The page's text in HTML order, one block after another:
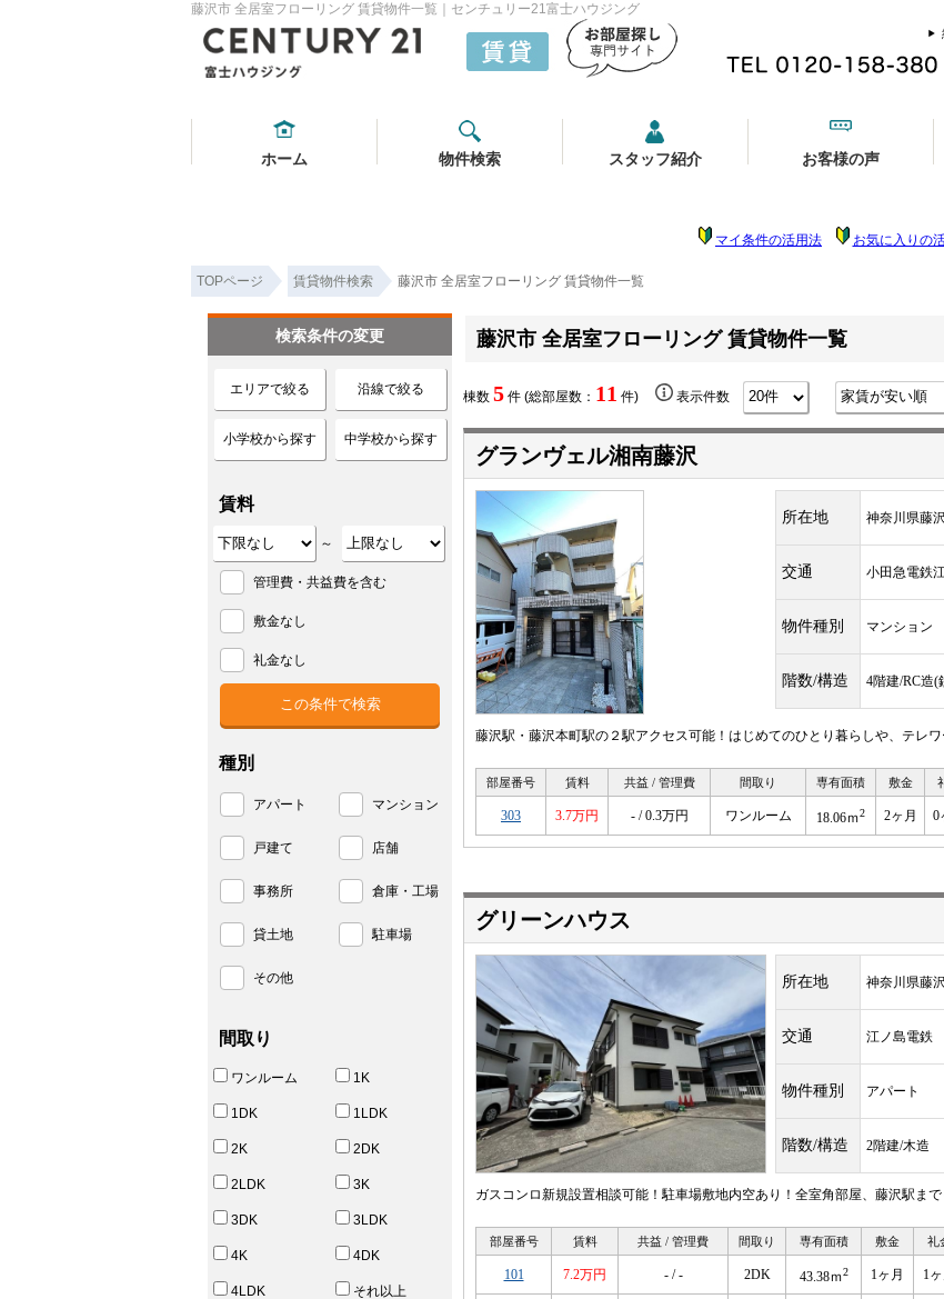
藤沢市 全居室フローリング 賃貸物件一覧｜センチュリー21富士ハウジング
ホーム 物件検索 スタッフ紹介 お客様の声
マイ条件の活用法 お気に入りの
TOPページ 賃貸物件検索 藤沢市 全居室フローリング 賃貸物件一覧
藤沢市 全居室フローリング 賃貸物件一覧
棟数 5 件 (総部屋数： 11 件) 表示件数
グランヴェル湘南藤沢
所在地 神奈川県藤
交通 小田急電鉄
物件種別 マンション
階数/構造 4階建/RC造(
藤沢駅・藤沢本町駅の２駅アクセス可能！はじめてのひとり暮らしや、テレ
部屋番号 賃料 共益 / 管理費 間取り 専有面積 敷金
303 3.7万円 - / 0.3万円 ワンルーム 18.06ｍ2 2ヶ月 0
グリーンハウス
所在地 神奈川県藤
交通 江ノ島電鉄
物件種別 アパート
階数/構造 2階建/木造
ガスコンロ新規設置相談可能！駐車場敷地内空あり！全室角部屋、藤沢駅ま
部屋番号 賃料 共益 / 管理費 間取り 専有面積 敷金 礼
101 7.2万円 - / - 2DK 43.38ｍ2 1ヶ月 1ヶ
検索条件の変更
エリアで絞る 沿線で絞る
小学校から探す 中学校から探す
賃料
～
管理費・共益費を含む
敷金なし
礼金なし
種別
アパート マンション
戸建て 店舗
事務所 倉庫・工場
貸土地 駐車場
その他
間取り
ワンルーム 1K
1DK 1LDK
2K 2DK
2LDK 3K
3DK 3LDK
4K 4DK
4LDK それ以上